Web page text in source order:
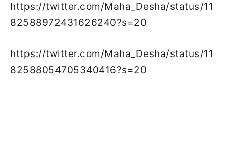
https://twitter.com/Maha_Desha/status/11
82588972431626240?s=20
https://twitter.com/Maha_Desha/status/11
82588054705340416?s=20